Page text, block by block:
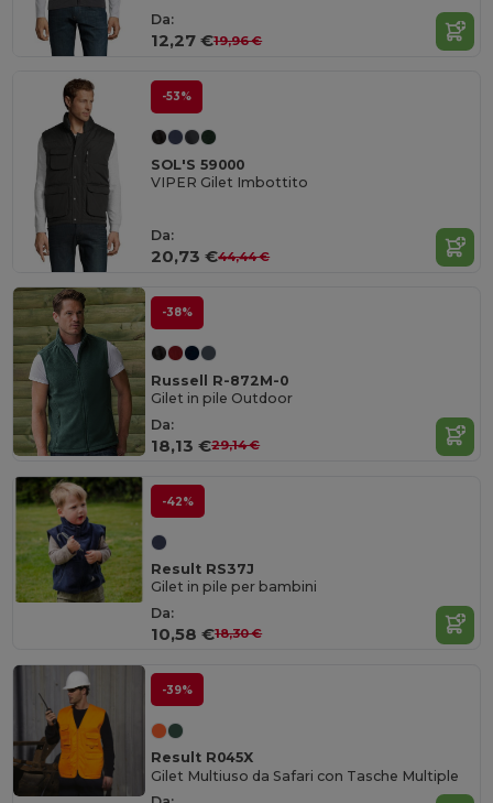
Da:
12,27 €19,96 €
-53%
SOL'S 59000
VIPER Gilet Imbottito
Da:
20,73 €44,44 €
-38%
Russell R-872M-0
Gilet in pile Outdoor
Da:
18,13 €29,14 €
-42%
Result RS37J
Gilet in pile per bambini
Da:
10,58 €18,30 €
-39%
Result R045X
Gilet Multiuso da Safari con Tasche Multiple